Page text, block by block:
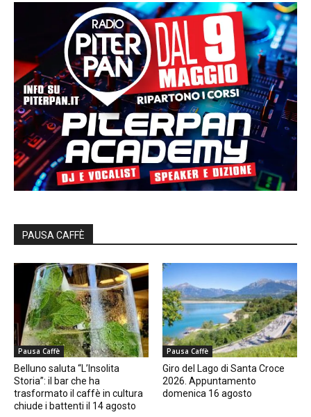
PAUSA CAFFÈ
Pausa Caffè
Belluno saluta “L’Insolita
Storia”: il bar che ha
trasformato il caffè in cultura
chiude i battenti il 14 agosto
Pausa Caffè
Giro del Lago di Santa Croce
2026. Appuntamento
domenica 16 agosto